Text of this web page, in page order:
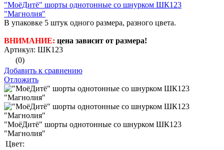
"МоёДитё" шорты однотонные со шнурком ШК123
"Магнолия"
В упаковке 5 штук одного размера, разного цвета.
ВНИМАНИЕ: цена зависит от размера!
Артикул: ШК123
(0)
Добавить к сравнению
Отложить
"МоёДитё" шорты однотонные со шнурком ШК123
"Магнолия"
Цвет: